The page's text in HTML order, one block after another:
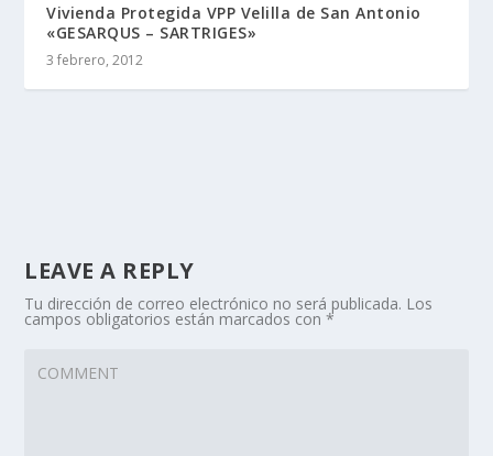
Vivienda Protegida VPP Velilla de San Antonio
«GESARQUS – SARTRIGES»
3 febrero, 2012
LEAVE A REPLY
Tu dirección de correo electrónico no será publicada. Los
campos obligatorios están marcados con*